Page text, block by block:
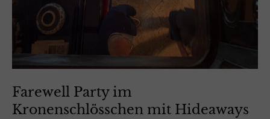
Farewell Party im
Kronenschlösschen mit Hideaways